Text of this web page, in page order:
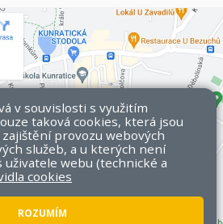
v souvislosti s využitím
taková cookies, která jsou
provozu webových
služeb, a u kterých není
webu (technické a
cookies
ROZUMÍM